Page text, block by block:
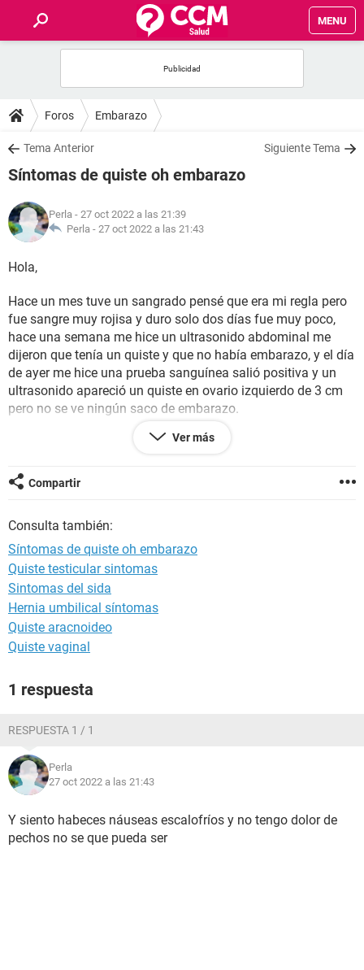
MENU
FOROS
SALUD
NUTRICIÓN
BIENESTAR
SEXUALIDAD
GLOSARIO
Foros Embarazo
Tema Anterior Siguiente Tema
Síntomas de quiste oh embarazo
Perla - 27 oct 2022 a las 21:39
Perla - 27 oct 2022 a las 21:43
Hola,
Hace un mes tuve un sangrado pensé que era mi regla pero
fue sangre muy rojisa y duro solo dos días fue muy poco,
hace una semana me hice un ultrasonido abdominal me
dijeron que tenía un quiste y que no había embarazo, y el día
de ayer me hice una prueba sanguínea salió positiva y un
ultrasonido apareció un quiste en ovario izquierdo de 3 cm
pero no se ve ningún saco de embarazo.
Pero siento que se me duermen los pies tengo sensación de
dan dolores fuertes
Ver más
Compartir
Consulta también:
Síntomas de quiste oh embarazo
Quiste testicular sintomas
Sintomas del sida
Hernia umbilical síntomas
Quiste aracnoideo
Quiste vaginal
1 respuesta
RESPUESTA 1 / 1
Perla
27 oct 2022 a las 21:43
Y siento habeces náuseas escalofríos y no tengo dolor de
pechos no se que pueda ser